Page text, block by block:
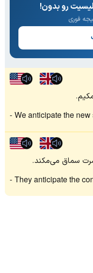
رو بدون!
We anticipate the new
سماق می‌مکند.
They anticipate the